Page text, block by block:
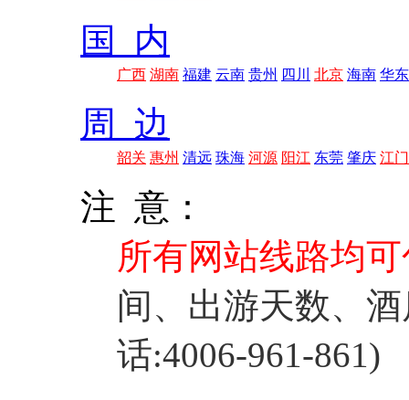
国 内
广西 湖南 福建 云南 贵州 四川 北京 海南 华东
周 边
韶关 惠州 清远 珠海 河源 阳江 东莞 肇庆 江门
注 意：
所有网站线路均
间、出游天数、
话:4006-961-861)